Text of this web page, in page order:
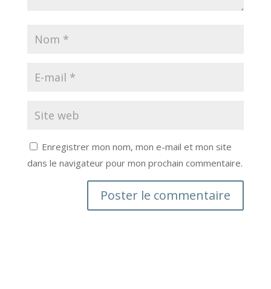
Enregistrer mon nom, mon e-mail et mon site
dans le navigateur pour mon prochain commentaire.